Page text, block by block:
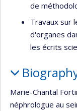
de
Travaux sur
d'organes
les écrits
Marie-Chantal
néphrologue au